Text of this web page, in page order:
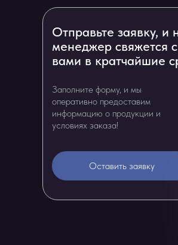
Отправьте заявку, и
менеджер свяжется с
вами в кратчайшие
Оставить заявку
Заполните форму, и мы
оперативно предоставим
информацию о продукции и
условиях заказа!